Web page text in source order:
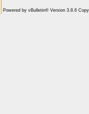
Powered by vBulletin® Version 3.8.6